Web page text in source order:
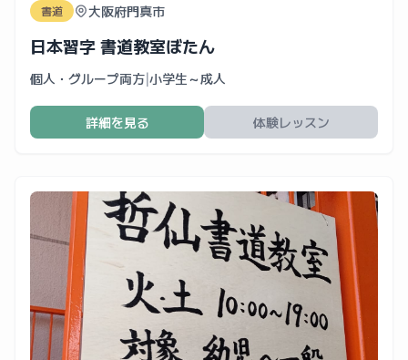
書道 大阪府門真市
日本習字 書道教室ぼたん
個人・グループ両方|小学生～成人
詳細を見る 体験レッスン